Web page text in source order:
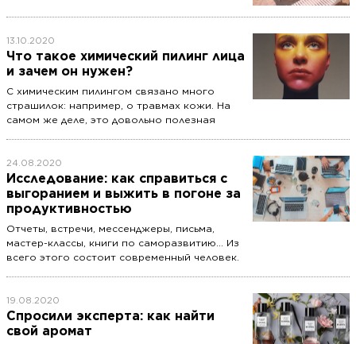
13.10.2020
Что такое химический пилинг лица
и зачем он нужен?
С химическим пилингом связано много
страшилок: например, о травмах кожи. На
самом же деле, это довольно полезная
зачем нужен такой пилинг, в каких
количествах, как он вообще работает и
кому подходит.
24.08.2020
Исследование: как справиться с
выгоранием и выжить в погоне за
продуктивностью
Отчеты, встречи, мессенджеры, письма,
мастер-классы, книги по саморазвитию… Из
всего этого состоит современный человек.
поглощаем море информации, которой
потом делимся с коллегами, друзьями,
подписчиками, мало спим и ставим
19.08.2020
Спросили эксперта: как найти
свой аромат